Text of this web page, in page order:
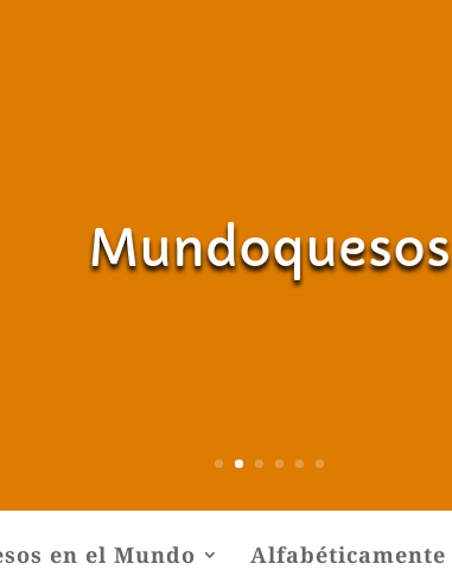
Mundoquesos
en el Mundo Alfabéticamente